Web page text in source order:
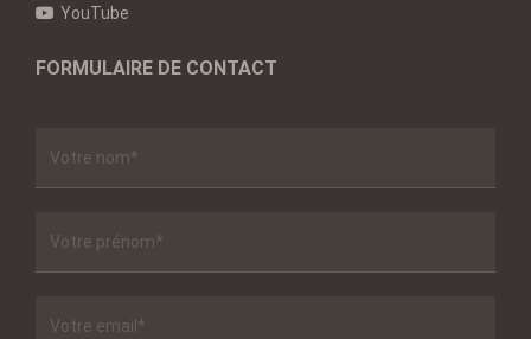
YouTube
FORMULAIRE DE CONTACT